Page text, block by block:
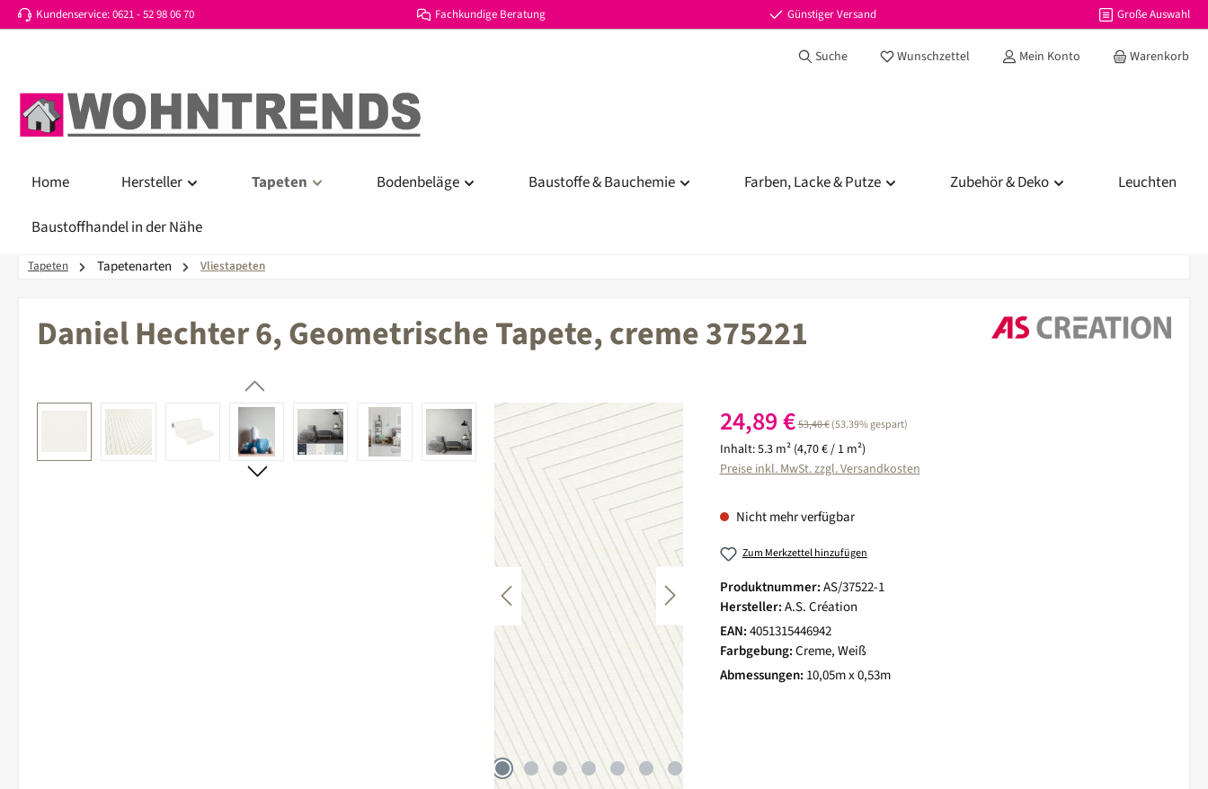
Hauptinhalt springen
Zur Suche springen
Zur Hauptnavigation springen
Kundenservice: 0621 - 52 98 06 70 Fachkundige Beratung Günstiger Versand Große Auswahl
Suche Wunschzettel Du hast 0 Produkte auf dem Merkzettel
Mein Konto Warenkorb
Home Hersteller Tapeten Bodenbeläge Baustoffe & Bauchemie Farben, Lacke & Putze Zubehör & Deko Leuchten
Baustoffhandel in der Nähe
Tapeten Tapetenarten Vliestapeten
Daniel Hechter 6, Geometrische Tapete, creme 375221
Bildergalerie überspringen Verkaufspreis:
24,89 €Regulärer Preis:
53,40 € (53.39% gespart)
Inhalt:5.3 m² (4,70 € / 1 m²)
Preise inkl. MwSt. zzgl. Versandkosten
Nicht mehr verfügbar
Zum Merkzettel hinzufügen
Produktnummer:AS/37522-1
Hersteller:A.S. Création
EAN:4051315446942
Farbgebung:Creme, Weiß
Abmessungen: 10,05m x 0,53m